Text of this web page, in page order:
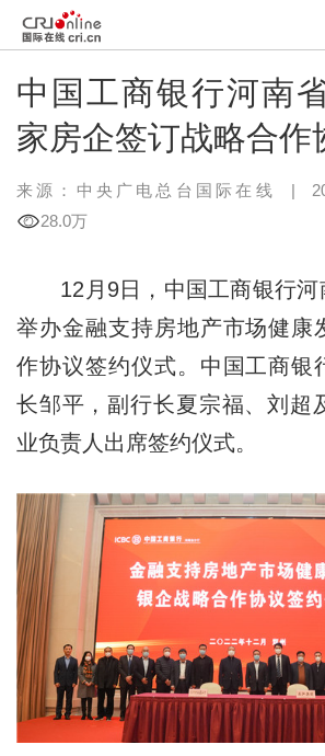
中国工商银行河南
家房企签订战略合作
来源：中央广电总台国际在线 |
28.0万
12月9日，中国工商银行河
举办金融支持房地产市场健康
作协议签约仪式。中国工商银
长邹平，副行长夏宗福、刘超
业负责人出席签约仪式。